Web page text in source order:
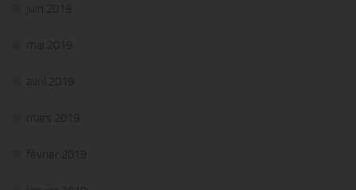
juin 2019
mai 2019
avril 2019
mars 2019
février 2019